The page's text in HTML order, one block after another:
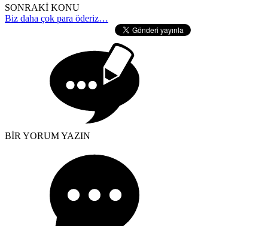
SONRAKİ KONU
Biz daha çok para öderiz…
BİR YORUM YAZIN